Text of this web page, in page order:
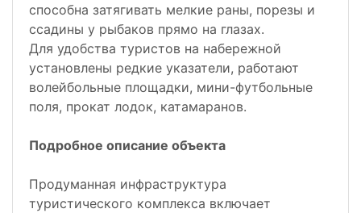
способна затягивать мелкие раны, порезы и
ссадины у рыбаков прямо на глазах.
Для удобства туристов на набережной
установлены редкие указатели, работают
волейбольные площадки, мини-футбольные
поля, прокат лодок, катамаранов.
Подробное описание объекта
Продуманная инфраструктура
туристического комплекса включает